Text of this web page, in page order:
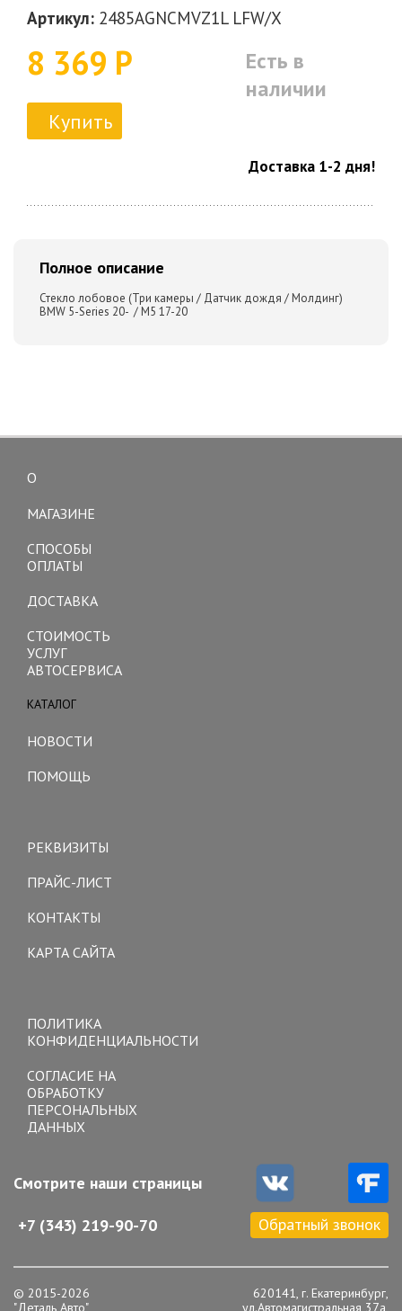
Артикул: 2485AGNCMVZ1L LFW/X
8 369 Р
Есть в
наличии
Купить
Доставка 1-2 дня!
Полное описание
Стекло лобовое (Три камеры / Датчик дождя / Молдинг)
BMW 5-Series 20- / M5 17-20
О
МАГАЗИНЕ
СПОСОБЫ
ОПЛАТЫ
ДОСТАВКА
СТОИМОСТЬ
УСЛУГ
АВТОСЕРВИСА
КАТАЛОГ
НОВОСТИ
ПОМОЩЬ
РЕКВИЗИТЫ
ПРАЙС-ЛИСТ
КОНТАКТЫ
КАРТА САЙТА
ПОЛИТИКА
КОНФИДЕНЦИАЛЬНОСТИ
СОГЛАСИЕ НА
ОБРАБОТКУ
ПЕРСОНАЛЬНЫХ
ДАННЫХ
Смотрите наши страницы
+7 (343) 219-90-70 Обратный звонок
© 2015-2026
"Деталь Авто"
620141, г. Екатеринбург,
ул.Автомагистральная 37а,